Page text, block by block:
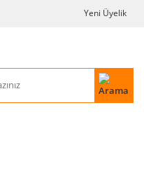
Yeni Üyelik